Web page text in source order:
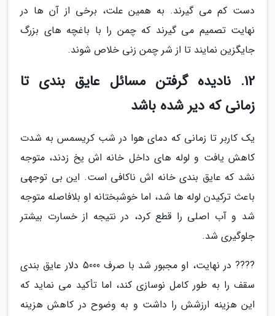
دست کم می گیرند. به همین علت، برخی از آن ها در
نهایت تصمیم می گیرند که چمن را با باغچه های بزرگ
جایگزین نمایند تا از شر چمن زنی خلاص شوند.
12. نادیده گرفتن مسائل عایق بندی تا
زمانی که دیر شده باشد
یک کاربر تا زمانی که دمای هوا در شب کریسمس به شدت
کاهش یافت و لوله های داخل خانه اش یخ زدند، متوجه
نشد که عایق بندی خانه اش ناکافی است. این بی توجهی
باعث ترکیدن لوله ها شد، اما خوشبختانه او بلافاصله متوجه
شد و آب اصلی را قطع کرد، در نتیجه از خسارت بیشتر
جلوگیری شد.
???? در نهایت، او مجبور شد با صرف 5000 دلار عایق بندی
سقف را به طور کامل نوسازی کند، اما تأکید می نماید که
این هزینه ارزشش را داشت و به وضوح در کاهش هزینه